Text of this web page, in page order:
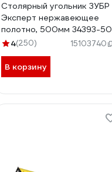
Столярный угольник ЗУБР
Эксперт нержавеющее
полотно, 500мм 34393-50
4(250) 15103740
В корзину